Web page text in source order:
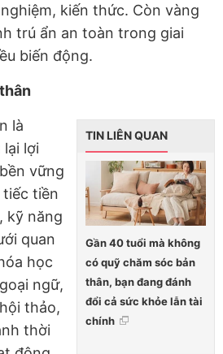
kiến thức. Còn vàng
trú ẩn an toàn trong giai
biến động.
TIN LIÊN QUAN
Gần 40 tuổi mà không
có quỹ chăm sóc bản
thân, bạn đang đánh
đổi cả sức khỏe lẫn tài
chính
là
lợi
vững
tiền
kỹ năng
quan
học
ngữ,
thảo,
thời